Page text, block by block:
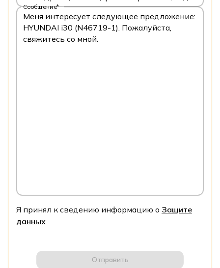
Сообщение*
Я принял к сведению информацию о Защите
данных
Отправить